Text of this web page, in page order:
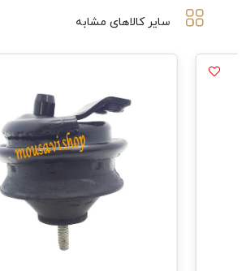
سایر کالاهای مشابه